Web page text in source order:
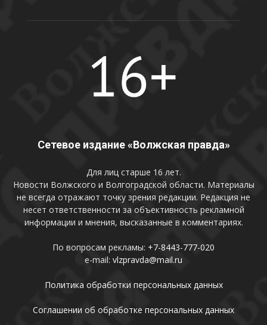
Сетевое издание «Волжская правда»
Для лиц старше 16 лет.
Новости Волжского и Волгоградской области. Материалы
не всегда отражают точку зрения редакции. Редакция не
несет ответственности за объективность рекламной
информации и мнения, высказанные в комментариях.
По вопросам рекламы: +7-8443-777-020
e-mail: vlzpravda@mail.ru
Политика обработки персональных данных
Соглашении об обработке персональных данных